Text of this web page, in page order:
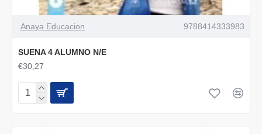
Anaya Educacion 9788414333983
SUENA 4 ALUMNO N/E
€30,27